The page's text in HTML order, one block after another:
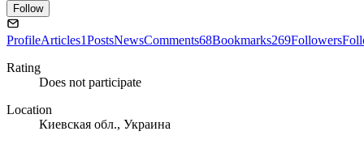
Follow
ProfileArticles1PostsNewsComments68Bookmarks269Followers
Rating
Does not participate
Location
Киевская обл., Украина